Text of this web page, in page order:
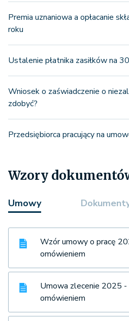
Premia uznaniowa a opłacanie
roku
Ustalenie płatnika zasiłków na
Wniosek o zaświadczenie o
zdobyć?
Przedsiębiorca pracujący na
Wzory
Umowy
Wzór umowy o pracę
omówieniem
Umowa zlecenie 2025 -
omówieniem